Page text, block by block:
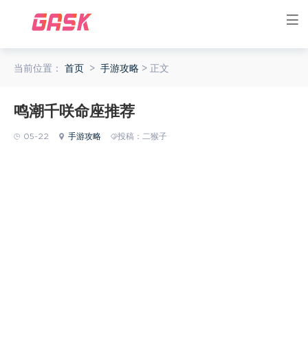
当前位置： 首页 > 手游攻略 > 正文
鸣潮千咲命座推荐
05-22 手游攻略 投稿：二猴子